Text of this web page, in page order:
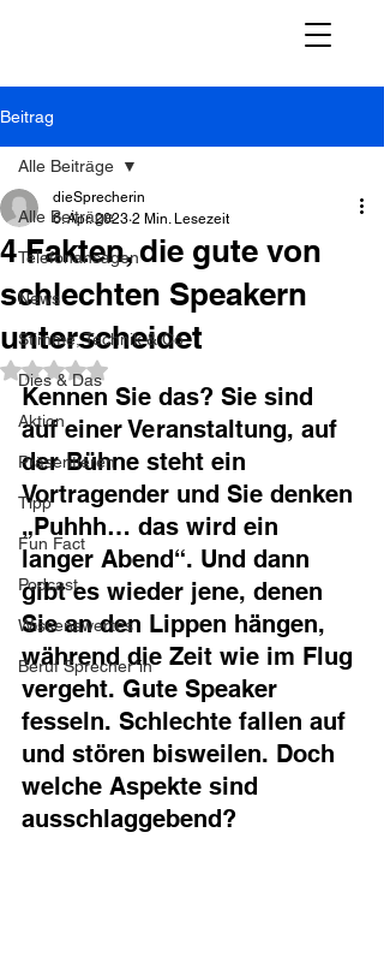
Beitrag
Alle Beiträge
Telefonansagen
News
Stimme, Technik & Co
Dies & Das
Aktion
Präsentieren
Tipp
Fun Fact
Podcast
Wissenswertes
Beruf Sprecher*in
Alle Beiträge
4 Fakten, die gute von
schlechten Speakern
unterscheidet
dieSprecherin
6. Apr. 2023 2 Min. Lesezeit
Mit NaN von 5 Sternen bewertet.
Kennen Sie das? Sie sind
auf einer Veranstaltung, auf
der Bühne steht ein
Vortragender und Sie denken
„Puhhh… das wird ein
langer Abend“. Und dann
gibt es wieder jene, denen
Sie an den Lippen hängen,
während die Zeit wie im Flug
vergeht. Gute Speaker
fesseln. Schlechte fallen auf
und stören bisweilen. Doch
welche Aspekte sind
ausschlaggebend?